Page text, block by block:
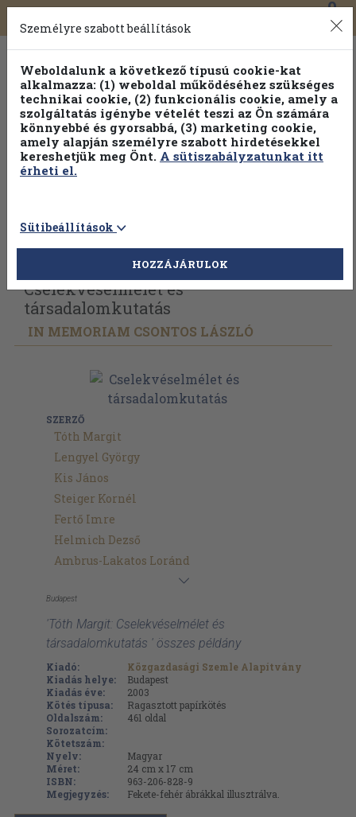
Toggle
navigation
0
Válogasson több mint 1.000.000 kiadványunk közül
100% kedvezménnyel!
Vissza az előző oldalra Válasszon példányt
Cselekvéselmélet és
társadalomkutatás
IN MEMORIAM CSONTOS LÁSZLÓ
SZERZŐ
Tóth Margit
Lengyel György
Kis János
Steiger Kornél
Fertő Imre
Helmich Dezső
Ambrus-Lakatos Loránd
Budapest
'Tóth Margit: Cselekvéselmélet és
társadalomkutatás ' összes példány
Kiadó:
Közgazdasági Szemle Alapítvány
Kiadás helye:
Budapest
Kiadás éve:
2003
Kötés típusa:
Ragasztott papírkötés
Oldalszám:
461 oldal
Sorozatcím:
Kötetszám:
Nyelv:
Magyar
Méret:
24 cm x 17 cm
ISBN:
963-206-828-9
Megjegyzés:
Fekete-fehér ábrákkal illusztrálva.
Személyre szabott beállítások
Weboldalunk a következő típusú cookie-kat
alkalmazza: (1) weboldal működéséhez szükséges
technikai cookie, (2) funkcionális cookie, amely a
szolgáltatás igénybe vételét teszi az Ön számára
könnyebbé és gyorsabbá, (3) marketing cookie,
amely alapján személyre szabott hirdetésekkel
kereshetjük meg Önt. A sütiszabályzatunkat itt
érheti el.
Sütibeállítások
HOZZÁJÁRULOK